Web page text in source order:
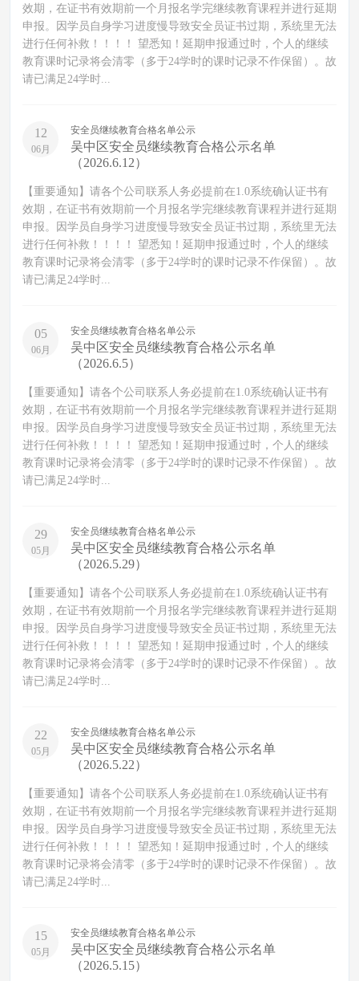
效期，在证书有效期前一个月报名学完继续教育课程并进行延期
申报。因学员自身学习进度慢导致安全员证书过期，系统里无法
进行任何补救！！！！ 望悉知！延期申报通过时，个人的继续
教育课时记录将会清零（多于24学时的课时记录不作保留）。故
请已满足24学时...
12
06月
安全员继续教育合格名单公示
吴中区安全员继续教育合格公示名单
（2026.6.12）
【重要通知】请各个公司联系人务必提前在1.0系统确认证书有
效期，在证书有效期前一个月报名学完继续教育课程并进行延期
申报。因学员自身学习进度慢导致安全员证书过期，系统里无法
进行任何补救！！！！ 望悉知！延期申报通过时，个人的继续
教育课时记录将会清零（多于24学时的课时记录不作保留）。故
请已满足24学时...
05
06月
安全员继续教育合格名单公示
吴中区安全员继续教育合格公示名单
（2026.6.5）
【重要通知】请各个公司联系人务必提前在1.0系统确认证书有
效期，在证书有效期前一个月报名学完继续教育课程并进行延期
申报。因学员自身学习进度慢导致安全员证书过期，系统里无法
进行任何补救！！！！ 望悉知！延期申报通过时，个人的继续
教育课时记录将会清零（多于24学时的课时记录不作保留）。故
请已满足24学时...
29
05月
安全员继续教育合格名单公示
吴中区安全员继续教育合格公示名单
（2026.5.29）
【重要通知】请各个公司联系人务必提前在1.0系统确认证书有
效期，在证书有效期前一个月报名学完继续教育课程并进行延期
申报。因学员自身学习进度慢导致安全员证书过期，系统里无法
进行任何补救！！！！ 望悉知！延期申报通过时，个人的继续
教育课时记录将会清零（多于24学时的课时记录不作保留）。故
请已满足24学时...
22
05月
安全员继续教育合格名单公示
吴中区安全员继续教育合格公示名单
（2026.5.22）
【重要通知】请各个公司联系人务必提前在1.0系统确认证书有
效期，在证书有效期前一个月报名学完继续教育课程并进行延期
申报。因学员自身学习进度慢导致安全员证书过期，系统里无法
进行任何补救！！！！ 望悉知！延期申报通过时，个人的继续
教育课时记录将会清零（多于24学时的课时记录不作保留）。故
请已满足24学时...
15
05月
安全员继续教育合格名单公示
吴中区安全员继续教育合格公示名单
（2026.5.15）